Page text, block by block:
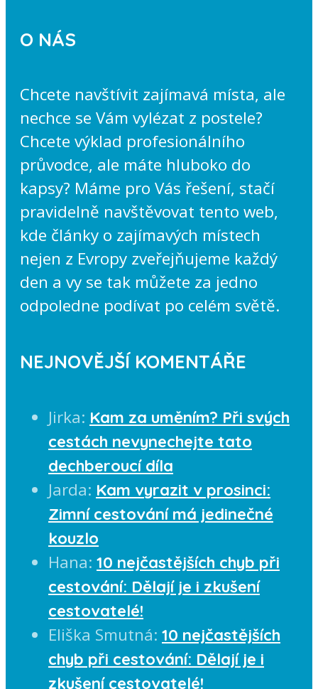
O NÁS
Chcete navštívit zajímavá místa, ale
nechce se Vám vylézat z postele?
Chcete výklad profesionálního
průvodce, ale máte hluboko do
kapsy? Máme pro Vás řešení, stačí
pravidelně navštěvovat tento web,
kde články o zajímavých místech
nejen z Evropy zveřejňujeme každý
den a vy se tak můžete za jedno
odpoledne podívat po celém světě.
NEJNOVĚJŠÍ KOMENTÁŘE
Jirka: Kam za uměním? Při svých
cestách nevynechejte tato
dechberoucí díla
Jarda: Kam vyrazit v prosinci:
Zimní cestování má jedinečné
kouzlo
Hana: 10 nejčastějších chyb při
cestování: Dělají je i zkušení
cestovatelé!
Eliška Smutná: 10 nejčastějších
chyb při cestování: Dělají je i
zkušení cestovatelé!